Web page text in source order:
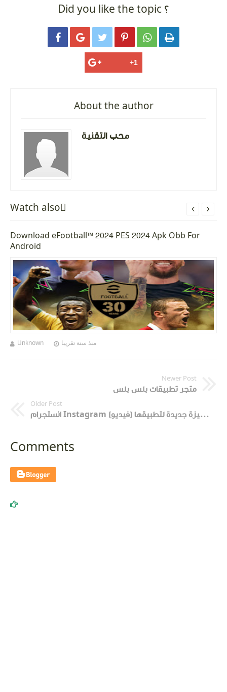
Did you like the topic ؟
     
About the author
محب التقنية
Watch alsoً
Download eFootball™ 2024 PES 2024 Apk Obb For
Android
Unknown منذ سنة تقريبا
 
Newer Post
متجر تطبيقات بلس بلس
Older Post
انستجرام Instagram تضيف ميزة جديدة لتطبيقها (فيديو)
Comments